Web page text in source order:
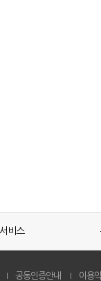
비스
공동인증안내 이용